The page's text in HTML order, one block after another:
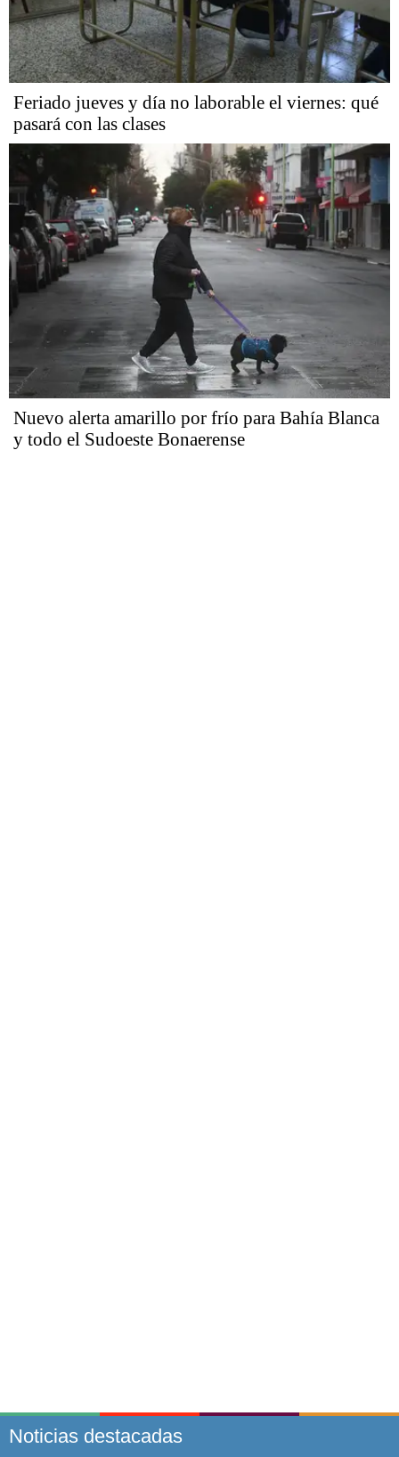
Feriado jueves y día no laborable el viernes: qué
pasará con las clases
Nuevo alerta amarillo por frío para Bahía Blanca
y todo el Sudoeste Bonaerense
Noticias destacadas